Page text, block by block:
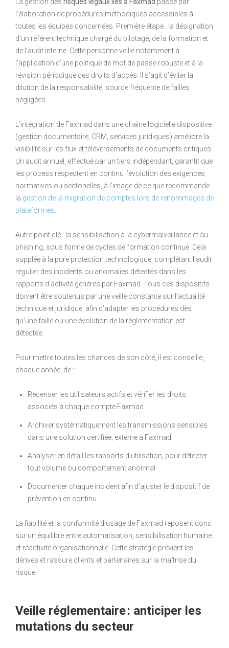
l’élaboration de procédures méthodiques accessibles à
toutes les équipes concernées. Première étape : la désignation
d’un référent technique chargé du pilotage, de la formation et
de l’audit interne. Cette personne veille notamment à
l’application d’une politique de mot de passe robuste et à la
révision périodique des droits d’accès. Il s’agit d’éviter la
dilution de la responsabilité, source fréquente de failles
négligées.
L’intégration de Faxmad dans une chaîne logicielle dispositive
(gestion documentaire, CRM, services juridiques) améliore la
visibilité sur les flux et téléversements de documents critiques.
Un audit annuel, effectué par un tiers indépendant, garantit que
les process respectent en continu l’évolution des exigences
normatives ou sectorielles, à l’image de ce que recommande
la gestion de la migration de comptes lors de renommages de
plateformes
Autre point clé : la sensibilisation à la cybermalveillance et au
phishing, sous forme de cycles de formation continue. Cela
supplée à la pure protection technologique, complétant l’audit
régulier des incidents ou anomalies détectés dans les
rapports d’activité générés par Faxmad. Tous ces dispositifs
doivent être soutenus par une veille constante sur l’actualité
technique et juridique, afin d’adapter les procédures dès
qu’une faille ou une évolution de la réglementation est
détectée.
Pour mettre toutes les chances de son côté, il est conseillé,
chaque année, de :
Recenser les utilisateurs actifs et vérifier les droits
associés à chaque compte Faxmad
Archiver systématiquement les transmissions sensibles
dans une solution certifiée, externe à Faxmad
Analyser en détail les rapports d’utilisation, pour détecter
tout volume ou comportement anormal
Documenter chaque incident afin d’ajuster le dispositif de
prévention en continu
La fiabilité et la conformité d’usage de Faxmad reposent donc
sur un équilibre entre automatisation, sensibilisation humaine
et réactivité organisationnelle. Cette stratégie prévient les
dérives et rassure clients et partenaires sur la maîtrise du
risque.
Veille réglementaire : anticiper les
mutations du secteur